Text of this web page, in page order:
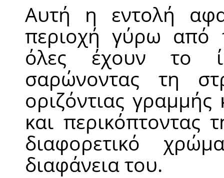
Αυτή η εντολή
περιοχή γύρω από
όλες έχουν το
σαρώνοντας τη
οριζόντιας
και περικόπτοντας
διαφορετικό
διαφάνεια του.